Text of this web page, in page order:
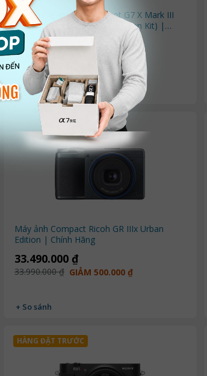
Máy ảnh Canon PowerShot G7 X Mark III
(30th Anniversary Limited Edition Kit) |
Chính hãng
31.990.000 ₫
37.990.000 ₫ GIẢM 6.000.000 ₫
+ So sánh
Máy ảnh Compact Ricoh GR IIIx Urban
Edition | Chính Hãng
33.490.000 ₫
33.990.000 ₫ GIẢM 500.000 ₫
+ So sánh
HÀNG ĐẶT TRƯỚC